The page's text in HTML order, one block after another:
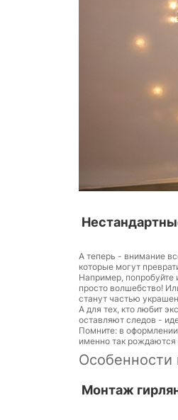
А теперь - внимание
которые могут
Например, попробуйте
просто волшебство!
станут частью
А для тех, кто любит
оставляют следов -
Помните: в
именно так
Особенности
Монтаж